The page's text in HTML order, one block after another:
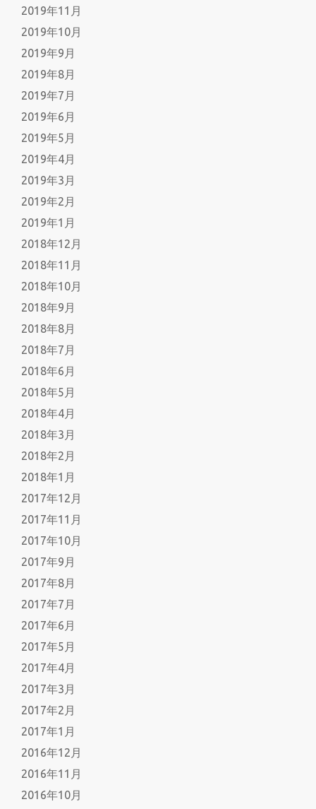
2019年11月
2019年10月
2019年9月
2019年8月
2019年7月
2019年6月
2019年5月
2019年4月
2019年3月
2019年2月
2019年1月
2018年12月
2018年11月
2018年10月
2018年9月
2018年8月
2018年7月
2018年6月
2018年5月
2018年4月
2018年3月
2018年2月
2018年1月
2017年12月
2017年11月
2017年10月
2017年9月
2017年8月
2017年7月
2017年6月
2017年5月
2017年4月
2017年3月
2017年2月
2017年1月
2016年12月
2016年11月
2016年10月